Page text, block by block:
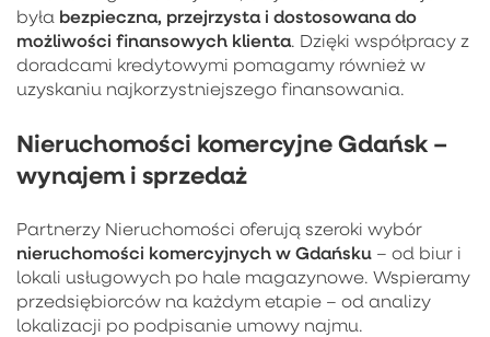
była bezpieczna, przejrzysta i dostosowana do
możliwości finansowych klienta. Dzięki współpracy z
doradcami kredytowymi pomagamy również w
uzyskaniu najkorzystniejszego finansowania.
Nieruchomości komercyjne Gdańsk –
wynajem i sprzedaż
Partnerzy Nieruchomości oferują szeroki wybór
nieruchomości komercyjnych w Gdańsku – od biur i
lokali usługowych po hale magazynowe. Wspieramy
przedsiębiorców na każdym etapie – od analizy
lokalizacji po podpisanie umowy najmu.